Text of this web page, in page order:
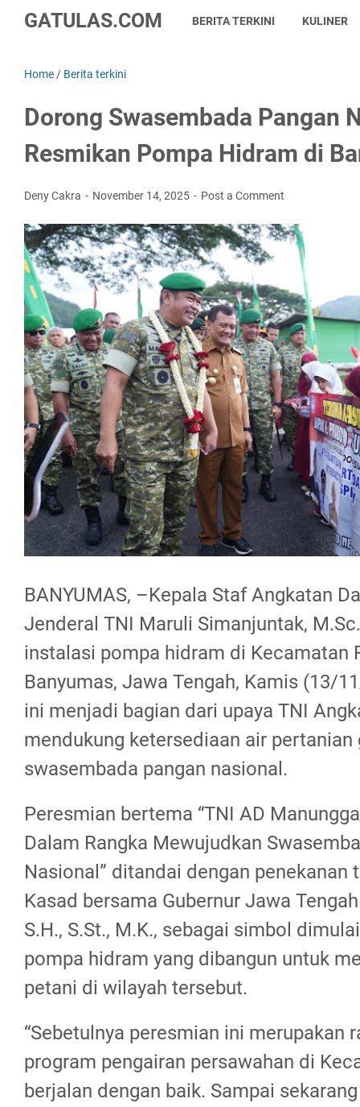
GATULAS.COM BERITA TERKINI KULINER
Home / Berita terkini
Dorong Swasembada Pangan
Resmikan Pompa Hidram di
Deny Cakra November 14, 2025 Post a Comment
BANYUMAS, –Kepala Staf Angkatan
Jenderal TNI Maruli Simanjuntak,
instalasi pompa hidram di Kecamatan
Banyumas, Jawa Tengah, Kamis (13/
ini menjadi bagian dari upaya TNI
mendukung ketersediaan air
swasembada pangan nasional.
Peresmian bertema “TNI AD
Dalam Rangka Mewujudkan
Nasional” ditandai dengan penekanan
Kasad bersama Gubernur Jawa
S.H., S.St., M.K., sebagai simbol
pompa hidram yang dibangun untuk
petani di wilayah tersebut.
“Sebetulnya peresmian ini merupakan
program pengairan persawahan di
berjalan dengan baik. Sampai